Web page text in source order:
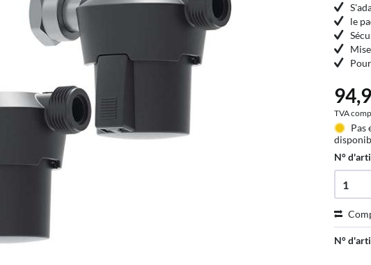
le
TVA
Pas
N°
N°